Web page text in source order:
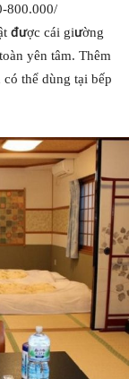
800.000/
được cái giường
yên tâm. Thêm
thể dùng tại bếp